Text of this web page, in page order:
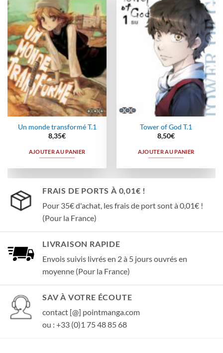
Ajouter
à la
wishlist
Un monde transformé T.1
8,35€
AJOUTER AU PANIER
Ajouter
à la
wishlist
Tower of God T.1
8,50€
AJOUTER AU PANIER
FRAIS DE PORTS À 0,01€ !
Pour 35€ d'achat, les frais de port sont à 0,01€ !
(Pour la France)
LIVRAISON RAPIDE
Envois suivis livrés en 2 à 5 jours ouvrés en
moyenne (Pour la France)
SAV À VOTRE ÉCOUTE
contact [@] pointmanga.com
ou : +33 (0)1 75 48 85 68